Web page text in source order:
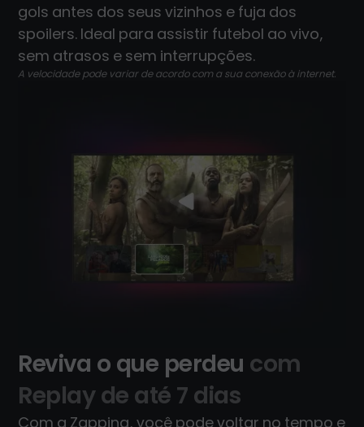
gols antes dos seus vizinhos e fuja dos
spoilers. Ideal para assistir futebol ao vivo,
sem atrasos e sem interrupções.
A velocidade pode variar de acordo com a sua conexão à internet.
Reviva o que perdeu com
Replay de até 7 dias
Com a Zapping, você pode voltar no tempo e